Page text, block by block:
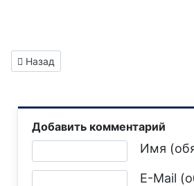
Предыдущий: Газета
Назад
Добавить комментарий
Имя
E-Mail
Текст комментария